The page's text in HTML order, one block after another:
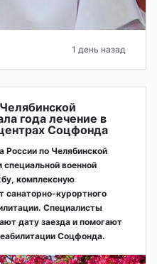
1 день назад
года лечение в
Соцфонда
России по Челябинской
военной
комплексную
курортного
Специалисты
дату заезда и помогают
Соцфонда.